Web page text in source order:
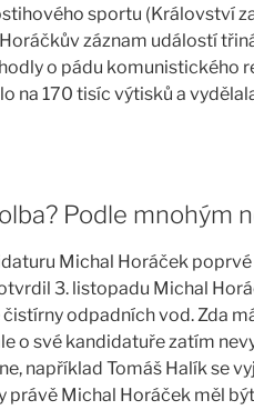
sportu (Království
záznam událostí
o pádu komunistického
na 170 tisíc výtisků a
Podle mnohým
Michal Horáček
3. listopadu Michal
odpadních vod. Zda
o své kandidatuře zatím
například Tomáš Halík se
právě Michal Horáček měl